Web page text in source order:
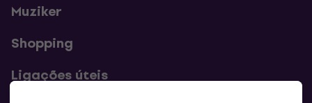
Muziker
Shopping
Ligações úteis